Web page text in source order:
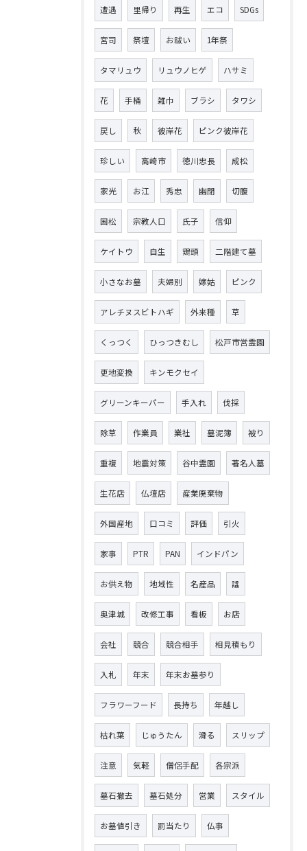
遭遇 里帰り 再生 エコ SDGs
宮司 祭壇 お祓い 1年祭
タマリュウ リュウノヒゲ ハサミ
花 手桶 雑巾 ブラシ タワシ
戻し 秋 彼岸花 ピンク彼岸花
珍しい 高崎市 徳川忠長 成松
家光 お江 秀忠 幽閉 切腹
国松 宗教人口 氏子 信仰
ケイトウ 自生 鶏頭 二階建て墓
小さなお墓 夫婦別 嫁姑 ピンク
アレチヌスビトハギ 外来種 草
くっつく ひっつきむし 松戸市営霊園
更地変換 キンモクセイ
グリーンキーパー 手入れ 伐採
除草 作業員 業社 墓泥簿 被り
重複 地震対策 谷中霊園 著名人墓
生花店 仏壇店 産業廃棄物
外国産地 口コミ 評価 引火
家事 PTR PAN インドパン
お供え物 地域性 名産品 諡
奥津城 改修工事 看板 お店
会社 競合 競合相手 相見積もり
入札 年末 年末お墓参り
フラワーフード 長持ち 年越し
枯れ葉 じゅうたん 滑る スリップ
注意 気軽 僧侶手配 各宗派
墓石撤去 墓石処分 営業 スタイル
お墓値引き 罰当たり 仏事